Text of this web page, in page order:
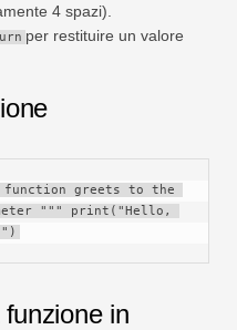
4 spazi).
per restituire un valore
greets to the
""" print("Hello,
in